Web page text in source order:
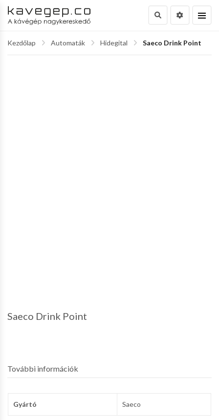
Kezdőlap Automaták Hidegital Saeco Drink Point
Saeco Drink Point
További információk
Gyártó Saeco